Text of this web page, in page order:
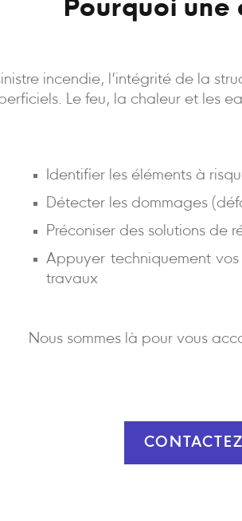
Pourquoi
incendie, l’intégrité de la
Le feu, la chaleur et les
Identifier les éléments à
Détecter les dommages
Préconiser des solutions de
Appuyer techniquement
travaux
Nous sommes là pour vous